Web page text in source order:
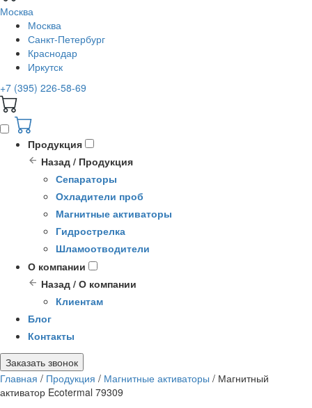
Москва
Москва
Санкт-Петербург
Краснодар
Иркутск
+7 (395) 226-58-69
Продукция
Назад / Продукция
Сепараторы
Охладители проб
Магнитные активаторы
Гидрострелка
Шламоотводители
О компании
Назад / О компании
Клиентам
Блог
Контакты
Заказать звонок
Главная / Продукция / Магнитные активаторы / Магнитный
активатор Ecotermal 79309